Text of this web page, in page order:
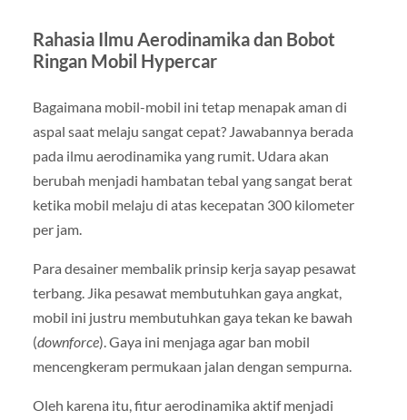
Rahasia Ilmu Aerodinamika dan Bobot
Ringan Mobil Hypercar
Bagaimana mobil-mobil ini tetap menapak aman di
aspal saat melaju sangat cepat? Jawabannya berada
pada ilmu aerodinamika yang rumit. Udara akan
berubah menjadi hambatan tebal yang sangat berat
ketika mobil melaju di atas kecepatan 300 kilometer
per jam.
Para desainer membalik prinsip kerja sayap pesawat
terbang. Jika pesawat membutuhkan gaya angkat,
mobil ini justru membutuhkan gaya tekan ke bawah
(downforce). Gaya ini menjaga agar ban mobil
mencengkeram permukaan jalan dengan sempurna.
Oleh karena itu, fitur aerodinamika aktif menjadi